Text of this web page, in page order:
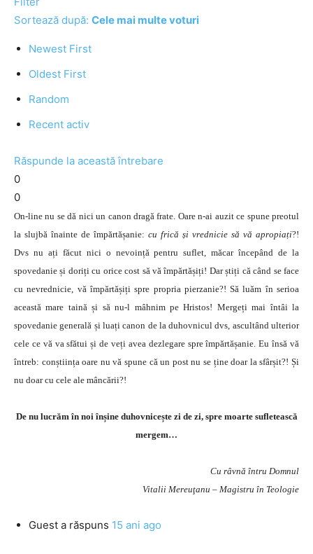
Sortează după: Cele mai multe voturi
Newest First
Oldest First
Random
Recent activ
Răspunde la această întrebare
0
0
On-line nu se dă nici un canon dragă frate. Oare n-ai auzit ce spune preotul
la slujbă înainte de împărtășanie: cu frică și vrednicie să vă apropiați?!
Dvs nu ați făcut nici o nevoință pentru suflet, măcar începând de la
spovedanie și doriți cu orice cost să vă împărtășiți! Dar știți că când se face
cu nevrednicie, vă împărtășiți spre propria pierzanie?! Să luăm în serioa
această mare taină și să nu-l mâhnim pe Hristos! Mergeți mai întâi la
spovedanie generală și luați canon de la duhovnicul dvs, ascultând ulterior
cele ce vă va sfătui și de veți avea dezlegare spre împărtășanie. Eu însă vă
întreb: conștiința oare nu vă spune că un post nu se ține doar la sfârșit?! Și
nu doar cu cele ale mâncării?!
De nu lucrăm în noi înșine duhovnicește zi de zi, spre moarte sufletească
mergem…
Cu râvnă întru Domnul
Vitalii Mereuţanu – Magistru în Teologie
Guest a răspuns 15 ani ago